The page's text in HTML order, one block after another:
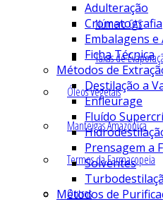
Número CAS
Taxas de
Óleos Vegetais
Manteigas Amazônica
Termos da Farmacopeia
Outros
Adulteração
Cromatografia
Embalagens
Ficha Técnica
Métodos de
Destilação a
Enfleurage
Fluído
Prensagem a
Solventes
Métodos de